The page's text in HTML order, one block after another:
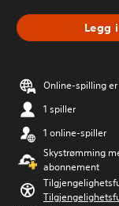
Legg
Online-spilling
1 spiller
1 online-spiller
Skystrømming
abonnement